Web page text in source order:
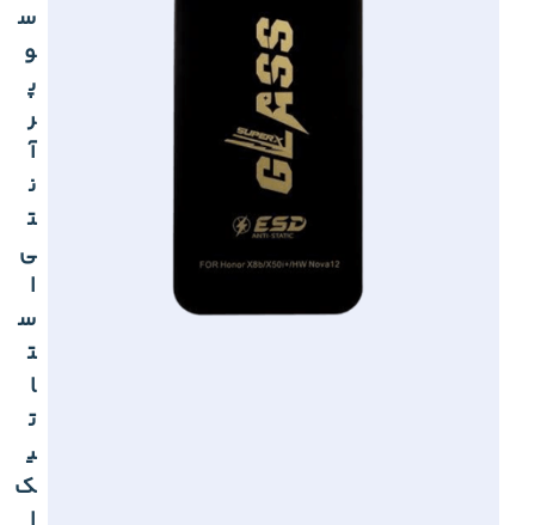
س
و
پ
ر
آ
ن
ت
ی
ا
س
ت
ا
ت
ی
ک